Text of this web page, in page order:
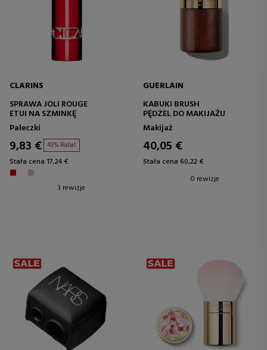
CLARINS
SPRAWA JOLI ROUGE
ETUI NA SZMINKĘ
Paleczki
9,83 € 43% Rabat
Stała cena 17,24 €
3 rewizje
GUERLAIN
KABUKI BRUSH
PĘDZEL DO MAKIJAŻU
Makijaż
40,05 €
Stała cena 60,22 €
0 rewizje